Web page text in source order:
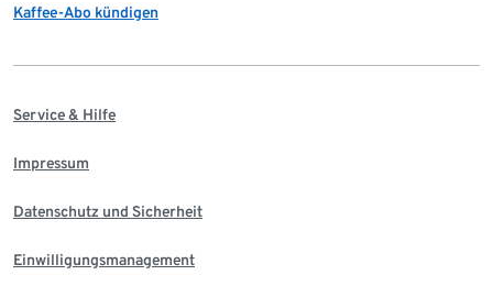
Kaffee-Abo kündigen
Service & Hilfe
Impressum
Datenschutz und Sicherheit
Einwilligungsmanagement